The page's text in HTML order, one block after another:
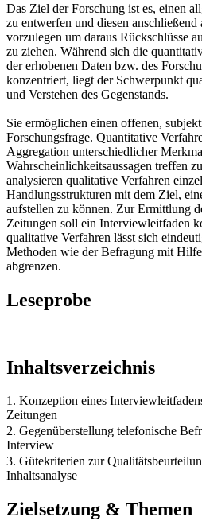
Das Ziel der Forschung ist es, einen
zu entwerfen und diesen
vorzulegen um daraus Rückschlüsse
zu ziehen. Während sich die
der erhobenen Daten bzw. des
konzentriert, liegt der Schwerpunkt
und Verstehen des Gegenstands.
Sie ermöglichen einen offenen,
Forschungsfrage. Quantitative
Aggregation unterschiedlicher
Wahrscheinlichkeitsaussagen treffen
analysieren qualitative Verfahren
Handlungsstrukturen mit dem Ziel,
aufstellen zu können. Zur Ermittlung
Zeitungen soll ein Interviewleitfaden
qualitative Verfahren lässt sich
Methoden wie der Befragung mit Hilfe
abgrenzen.
Leseprobe
Inhaltsverzeichnis
1. Konzeption eines
Zeitungen
2. Gegenüberstellung telefonische
Interview
3. Gütekriterien zur
Inhaltsanalyse
Zielsetzung & Themen